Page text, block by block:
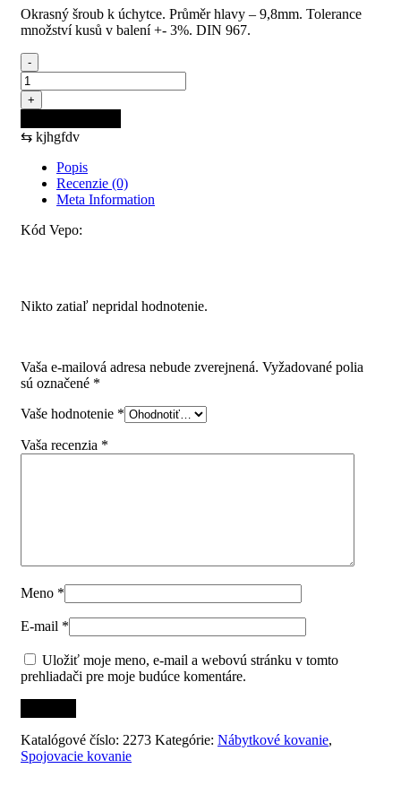
Okrasný šroub k úchytce. Průměr hlavy – 9,8mm. Tolerance
množství kusů v balení +- 3%. DIN 967.
-
množstvo
Skrutka
k
úchytke
M4x22
+
⇆ kjhgfdv
Popis
Recenzie (0)
Meta Information
Kód Vepo:
Nikto zatiaľ nepridal hodnotenie.
Vaša e-mailová adresa nebude zverejnená. Vyžadované polia
sú označené *
Vaše hodnotenie *
Vaša recenzia *
Meno *
E-mail *
Uložiť moje meno, e-mail a webovú stránku v tomto
prehliadači pre moje budúce komentáre.
Katalógové číslo: 2273 Kategórie: Nábytkové kovanie,
Spojovacie kovanie